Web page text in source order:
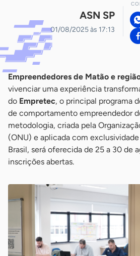
ASN SP
01/08/2025 às 17:13
Empreendedores de Matão e
vivenciar uma experiência
do Empretec, o principal programa
de comportamento empreendedor
metodologia, criada pela
(ONU) e aplicada com
Brasil, será oferecida de 25 a 30 de
inscrições abertas.